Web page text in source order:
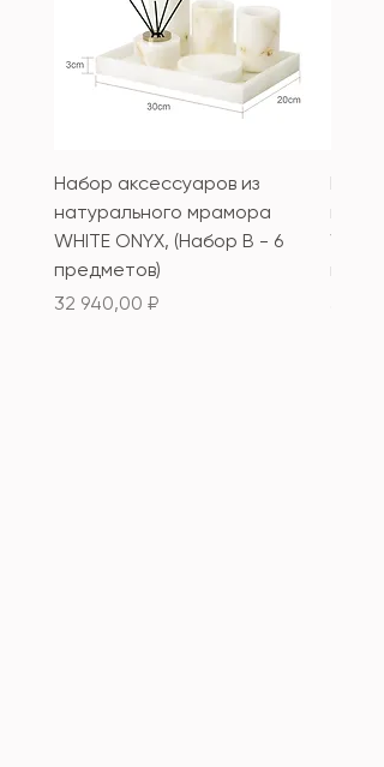
Набор аксессуаров из
натурального мрамора
WHITE ONYX, (Набор B - 6
предметов)
Цена
32 940,00 ₽